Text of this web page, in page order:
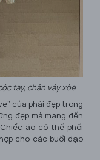
tay, chân váy xòe
của phái đẹp trong
đẹp mà mang đến
áo có thể phối
cho các buổi dạo